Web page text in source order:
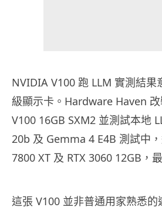
NVIDIA V100 跑 LLM 實測結果
級顯示卡。Hardware Haven
V100 16GB SXM2 並測試本地
20b 及 Gemma 4 E4B 測試中
7800 XT 及 RTX 3060 12GB，
這張 V100 並非普通用家熟悉